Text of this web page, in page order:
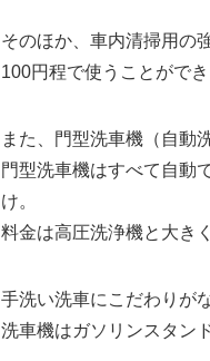
そのほか、車内清掃用の
100円程で使うことができ
また、門型洗車機（自動
門型洗車機はすべて自動
け。
料金は高圧洗浄機と大き
手洗い洗車にこだわりが
洗車機はガソリンスタン